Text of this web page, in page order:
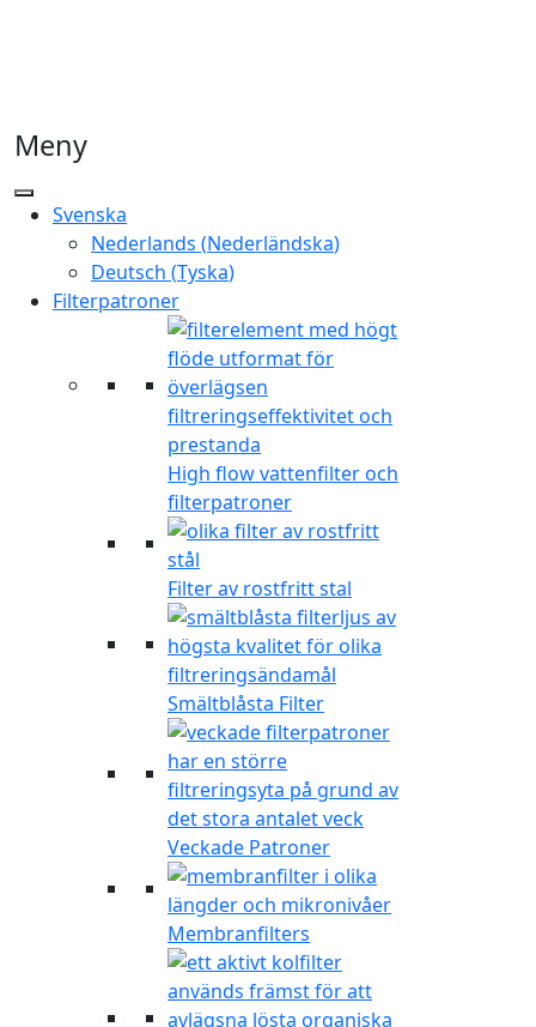
Meny
Svenska
Nederlands (Nederländska)
Deutsch (Tyska)
Filterpatroner
High flow vattenfilter och
filterpatroner
Filter av rostfritt stal
Smältblåsta Filter
Veckade Patroner
Membranfilters